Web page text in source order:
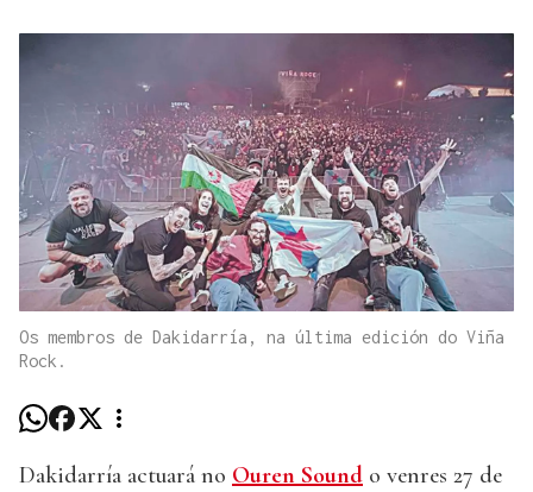
Os membros de Dakidarría, na última edición do Viña
Rock.
Dakidarría actuará no Ouren Sound o venres 27 de